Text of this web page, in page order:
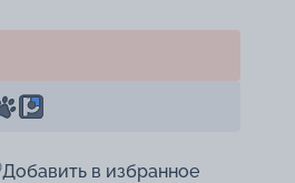
Добавить в избранное